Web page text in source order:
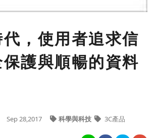
，使用者追求信
護與順暢的資料
Sep 28,2017 科學與科技 3C產品